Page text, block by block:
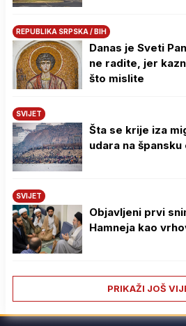
REPUBLIKA SRPSKA / BIH
Danas je Sveti
ne radite, jer
što mislite
SVIJET
Šta se krije iza
udara na špansku
SVIJET
Objavljeni prvi
Hamneja kao
PRIKAŽI JOŠ